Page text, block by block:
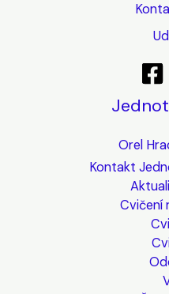
Orel
Kontakt
Cvičení